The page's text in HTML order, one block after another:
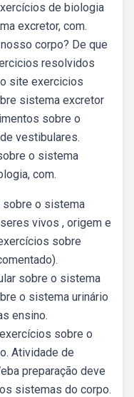
de biologia
excretor, com.
corpo? De que
resolvidos
site exercicios
sistema excretor
sobre o
vestibulares.
o sistema
com.
o sistema
vivos , origem e
sobre
sobre o sistema
o sistema urinário
ensino.
sobre o
Atividade de
preparação deve
sistemas do corpo.